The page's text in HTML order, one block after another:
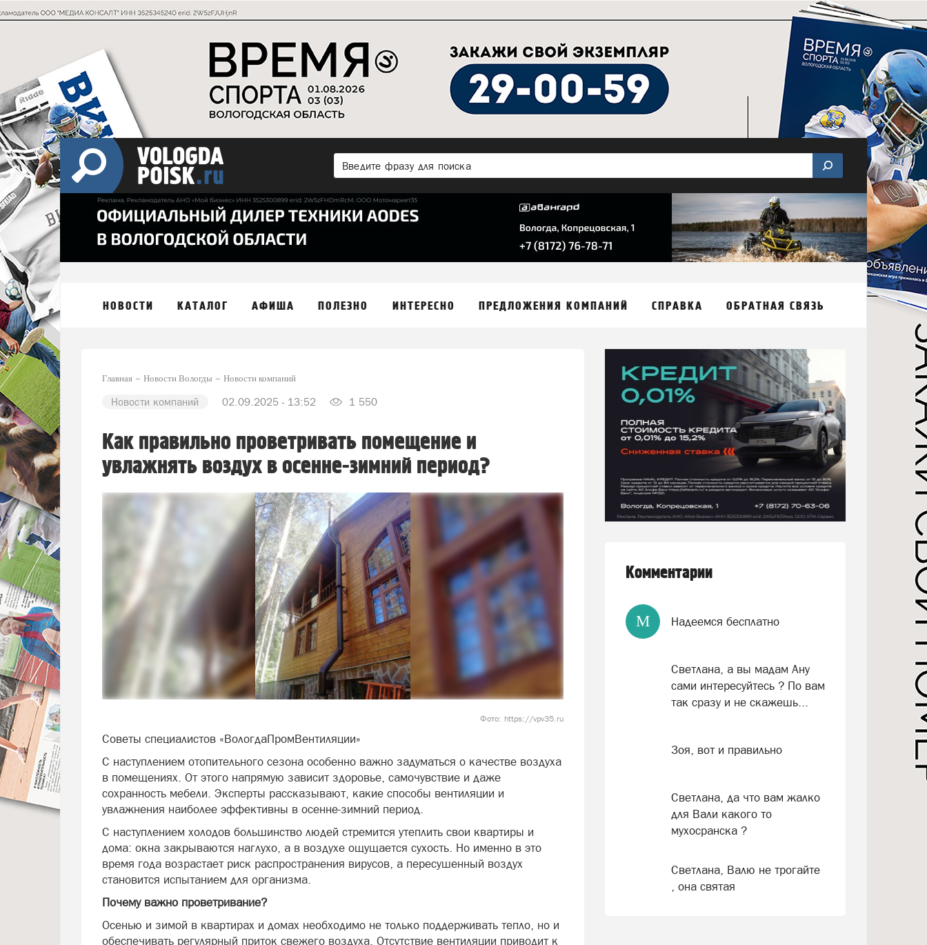
НОВОСТИ КАТАЛОГ АФИША ПОЛЕЗНО ИНТЕРЕСНО ПРЕДЛОЖЕНИЯ КОМПАНИЙ СПРАВКА ОБРАТНАЯ СВЯЗЬ
Главная Новости Вологды Новости компаний
Новости компаний 02.09.2025 - 13:52 1 550
Как правильно проветривать помещение и
увлажнять воздух в осенне-зимний период?
Фото: https://vpv35.ru
Советы специалистов «ВологдаПромВентиляции»
С наступлением отопительного сезона особенно важно задуматься о качестве воздуха
в помещениях. От этого напрямую зависит здоровье, самочувствие и даже
сохранность мебели. Эксперты рассказывают, какие способы вентиляции и
увлажнения наиболее эффективны в осенне-зимний период.
С наступлением холодов большинство людей стремится утеплить свои квартиры и
дома: окна закрываются наглухо, а в воздухе ощущается сухость. Но именно в это
время года возрастает риск распространения вирусов, а пересушенный воздух
становится испытанием для организма.
Почему важно проветривание?
Осенью и зимой в квартирах и домах необходимо не только поддерживать тепло, но и
обеспечивать регулярный приток свежего воздуха. Отсутствие вентиляции приводит к
Комментарии
М Надеемся бесплатно
Светлана, а вы мадам Ану
сами интересуйтесь ? По вам
так сразу и не скажешь...
Зоя, вот и правильно
Светлана, да что вам жалко
для Вали какого то
мухосранска ?
Светлана, Валю не трогайте
, она святая